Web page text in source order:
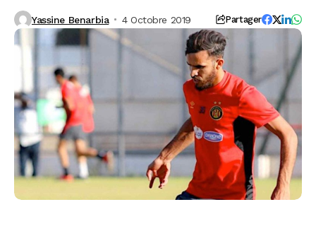
Yassine Benarbia 4 Octobre 2019 Partager